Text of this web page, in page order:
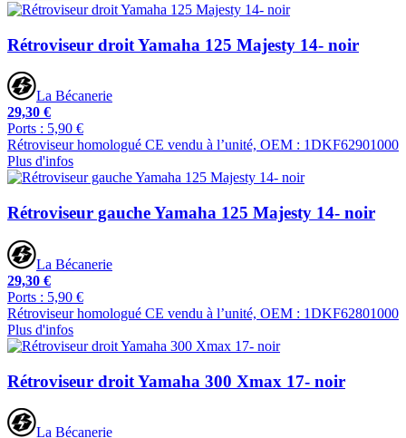
Rétroviseur droit Yamaha 125 Majesty 14- noir
La Bécanerie
29,30 €
Ports : 5,90 €
Rétroviseur homologué CE vendu à l’unité, OEM : 1DKF62901000
Plus d'infos
Rétroviseur gauche Yamaha 125 Majesty 14- noir
La Bécanerie
29,30 €
Ports : 5,90 €
Rétroviseur homologué CE vendu à l’unité, OEM : 1DKF62801000
Plus d'infos
Rétroviseur droit Yamaha 300 Xmax 17- noir
La Bécanerie